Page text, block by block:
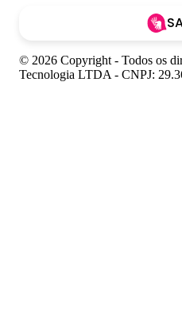
© 2026 Copyright - Todos os
Tecnologia LTDA - CNPJ: